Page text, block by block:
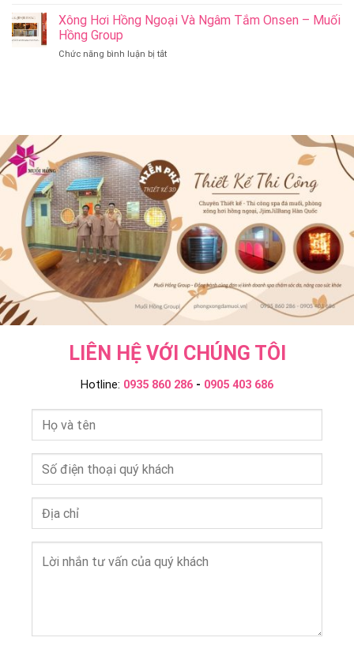
Muối
Group
Liệu
Onsen
Group
Đá
Muối
Ngoại
JjimJilBang
Muối
Hồng
Group
Xông Hơi Hồng Ngoại Và Ngâm Tắm Onsen – Muối
Hồng Group
Chức năng bình luận bị tắtở
Ngâm
Onsen
–
Muối
Hồng
Group
LIÊN HỆ VỚI CHÚNG TÔI
Hotline: 0935 860 286 - 0905 403 686